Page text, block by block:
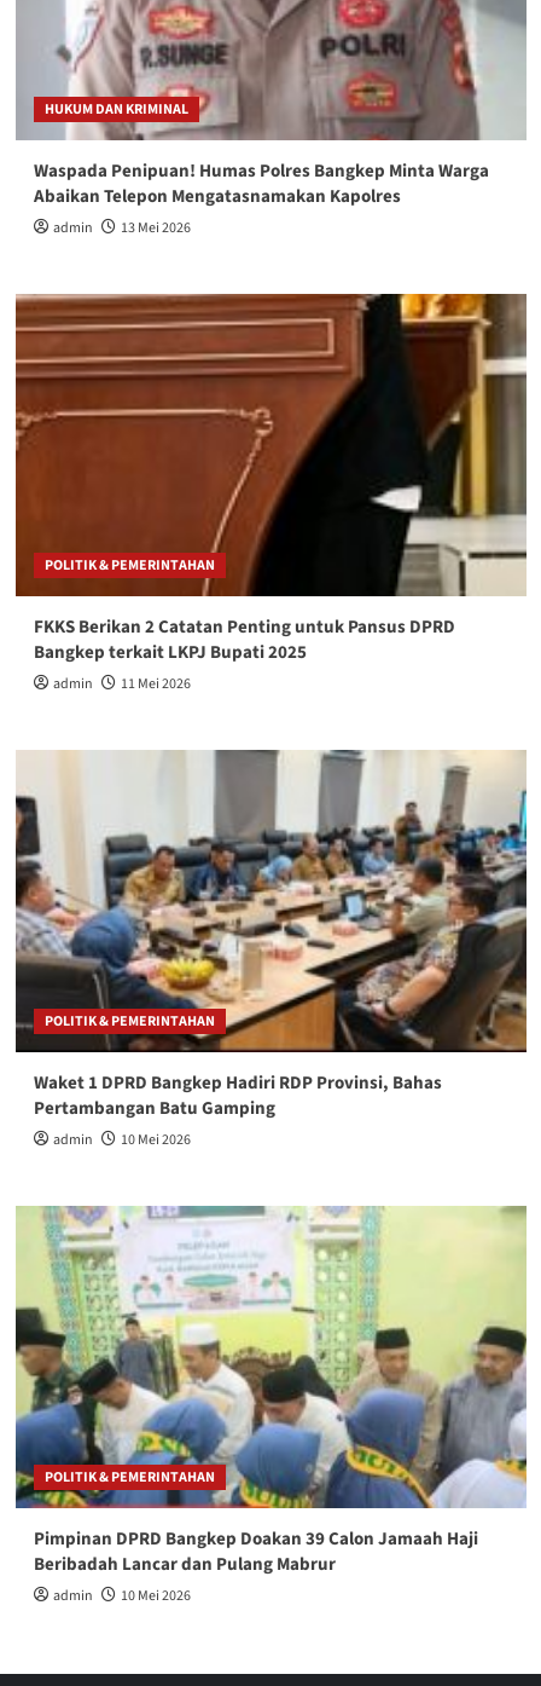
HUKUM DAN KRIMINAL
Waspada Penipuan! Humas Polres Bangkep Minta Warga
Abaikan Telepon Mengatasnamakan Kapolres
admin 13 Mei 2026
POLITIK & PEMERINTAHAN
FKKS Berikan 2 Catatan Penting untuk Pansus DPRD
Bangkep terkait LKPJ Bupati 2025
admin 11 Mei 2026
POLITIK & PEMERINTAHAN
Waket 1 DPRD Bangkep Hadiri RDP Provinsi, Bahas
Pertambangan Batu Gamping
admin 10 Mei 2026
POLITIK & PEMERINTAHAN
Pimpinan DPRD Bangkep Doakan 39 Calon Jamaah Haji
Beribadah Lancar dan Pulang Mabrur
admin 10 Mei 2026